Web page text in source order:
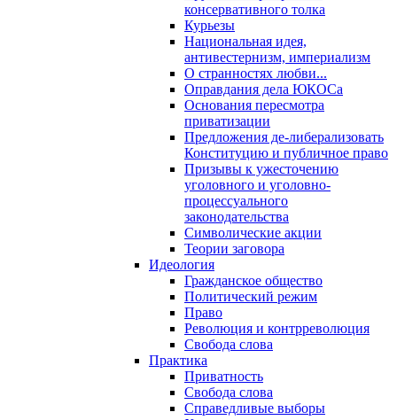
консервативного толка
Курьезы
Национальная идея,
антивестернизм, империализм
О странностях любви...
Оправдания дела ЮКОСа
Основания пересмотра
приватизации
Предложения де-либерализовать
Конституцию и публичное право
Призывы к ужесточению
уголовного и уголовно-
процессуального
законодательства
Символические акции
Теории заговора
Идеология
Гражданское общество
Политический режим
Право
Революция и контрреволюция
Свобода слова
Практика
Приватность
Свобода слова
Справедливые выборы